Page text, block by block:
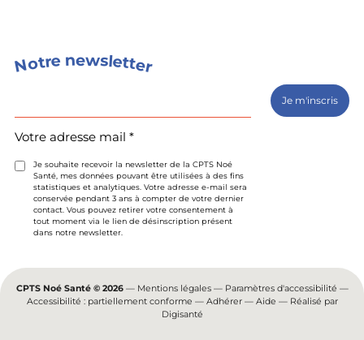
Notre newsletter
mail
(Nécessaire)
Votre adresse mail *
Je souhaite recevoir la newsletter de la CPTS Noé
Santé, mes données pouvant être utilisées à des fins
statistiques et analytiques. Votre adresse e-mail sera
conservée pendant 3 ans à compter de votre dernier
contact. Vous pouvez retirer votre consentement à
tout moment via le lien de désinscription présent
dans notre newsletter.
CPTS Noé Santé © 2026 — Mentions légales— Paramètres d'accessibilité —
Accessibilité : partiellement conforme — Adhérer— Aide — Réalisé par
Digisanté